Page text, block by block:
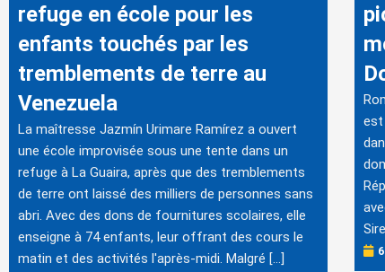
refuge en école pour les
enfants touchés par les
tremblements de terre au
Venezuela
La maîtresse Jazmín Urimare Ramírez a ouvert
une école improvisée sous une tente dans un
refuge à La Guaira, après que des tremblements
de terre ont laissé des milliers de personnes sans
abri. Avec des dons de fournitures scolaires, elle
enseigne à 74 enfants, leur offrant des cours le
matin et des activités l'après-midi. Malgré […]
est